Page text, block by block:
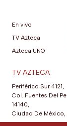
En vivo
TV Azteca
Azteca UNO
TV AZTECA
Periférico Sur 4121,
Col. Fuentes Del
14140,
Ciudad De México,